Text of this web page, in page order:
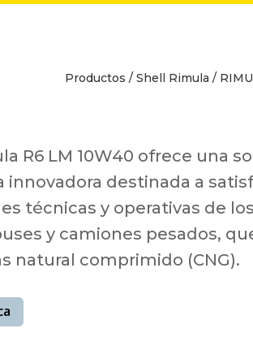
Productos / Shell Rimula /
R6 LM 10W40 ofrece una
innovadora destinada a
técnicas y operativas de
y camiones pesados,
natural comprimido (CNG).